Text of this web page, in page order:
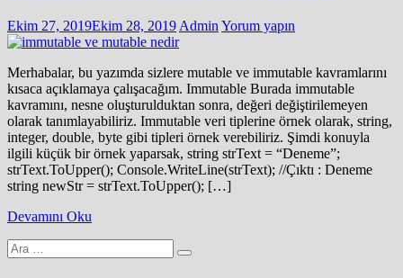
Ekim 27, 2019Ekim 28, 2019 Admin Yorum yapın
Merhabalar, bu yazımda sizlere mutable ve immutable kavramlarını
kısaca açıklamaya çalışacağım. Immutable Burada immutable
kavramını, nesne oluşturulduktan sonra, değeri değiştirilemeyen
olarak tanımlayabiliriz. Immutable veri tiplerine örnek olarak, string,
integer, double, byte gibi tipleri örnek verebiliriz. Şimdi konuyla
ilgili küçük bir örnek yaparsak, string strText = “Deneme”;
strText.ToUpper(); Console.WriteLine(strText); //Çıktı : Deneme
string newStr = strText.ToUpper(); […]
Devamını Oku
Arama
yap: